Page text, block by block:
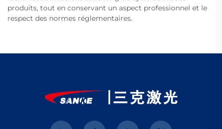
produits, tout en conservant un aspect professionnel et le
respect des normes réglementaires.